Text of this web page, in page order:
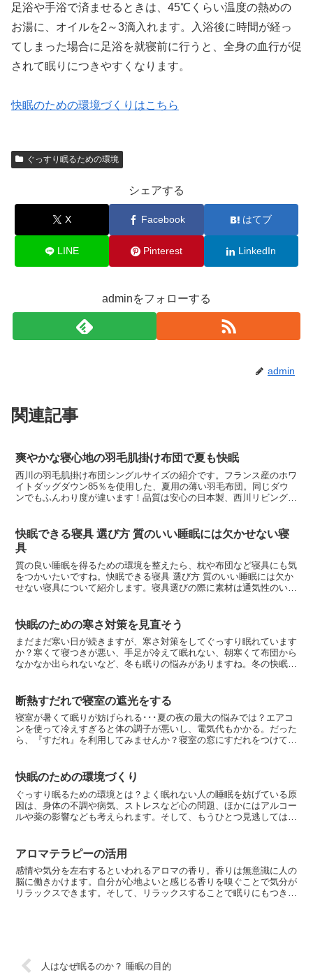
足浴や手浴で済ませるときは、45℃くらい温度の熱めの
お湯に、オイルを2～3滴入れます。入浴後に時間が経っ
てしまった場合に足浴を就寝前に行うと、全身の血行が促
されて眠りにつきやすくなります。
快眠のための環境づくりはこちら
ぐっすり眠るための環境
シェアする
X Facebook はてブ
LINE Pinterest LinkedIn
adminをフォローする
admin
関連記事
爽やかな寝心地の羽毛肌掛け布団で夏も快眠
西川の羽毛肌掛け布団シングルサイズの紹介です。フランス産のホワ
イトダッグダウン85％を使用した、夏用の薄い羽毛布団。同じダウ
ンでもふんわり度が違います！品質は安心の日本製、西川リビングの
快眠できる寝具 選び方 質のいい睡眠には欠かせない寝
具
質の良い睡眠を得るための環境を整えたら、枕や布団など寝具にも気
をつかいたいですね。快眠できる寝具 選び方 質のいい睡眠には欠か
せない寝具について紹介します。寝具選びの際に素材は通気性のいい
快眠のための寒さ対策を見直そう
まだまだ寒い日が続きますが、寒さ対策をしてぐっすり眠れています
か？寒くて寝つきが悪い、手足が冷えて眠れない、朝寒くて布団から
なかなか出られないなど、冬も眠りの悩みがありますね。冬の快眠の
断熱すだれで寝室の遮光をする
寝室が暑くて眠りが妨げられる･･･夏の夜の最大の悩みでは？エアコ
ンを使って冷えすぎると体の調子が悪いし、電気代もかかる。だった
ら、『すだれ』を利用してみませんか？寝室の窓にすだれをつけて昼
快眠のための環境づくり
ぐっすり眠るための環境とは？よく眠れない人の睡眠を妨げている原
因は、身体の不調や病気、ストレスなど心の問題、ほかにはアルコー
ルや薬の影響なども考えられます。そして、もうひとつ見逃してはな
アロマテラピーの活用
感情や気分を左右するといわれるアロマの香り。香りは無意識に人の
脳に働きかけます。自分が心地よいと感じる香りを嗅ぐことで気分が
リラックスできます。そして、リラックスすることで眠りにもつきや
人はなぜ眠るのか？ 睡眠の目的